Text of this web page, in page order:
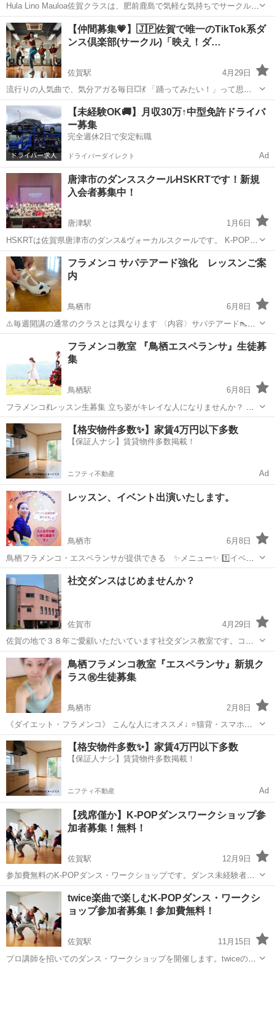
Hula Lino Mauloa佐賀クラスは、肥前鹿島で気軽な気持ちでサークル的
にレッスンをしております。 年齢層の区切りもなく子供〜ご年配の方
まで 笑いあり、和気あいあいと楽しくレッスンをしております フラダ
ンス大好き❤ハ...
佐賀 鹿島市 肥前浜駅 フラダンス Hula
【仲間募集💗】🇯🇵佐賀で唯一のTikTok系ダ
ンス倶楽部(サークル)「映え！ダ…
佐賀駅
4月29日
流行りの人気曲で、気分アガる毎日💥💃 「踊ってみたい！」って思っ
たらもう仲間🌈 振りマネから自由表現まで、なんでもアリ🕺✨ 撮影し
て、みんなで爆笑して 気づけば映え動画が完成してる📱🔥 踊るってこ
んなに楽し...
佐賀 佐賀市 佐賀駅 ヒップホップ 仲間
【未経験OK🚚】月収30万↑中型免許ドライバ
ー募集
完全週休2日で安定転職
ドライバーダイレクト Ad
唐津市のダンススクールHSKRTです！新規
入会者募集中！
唐津駅
1月6日
HSKRTは佐賀県唐津市のダンス&ヴォーカルスクールです。 K-POP、
HIPHOP、JAZZ、GIRLS、VOCAL、幼児ダンス 幼児から大人まで個
人のレベル毎にレッスンを開催中。 芸能オーディションの紹介...
佐賀 唐津市 ヒップホップ クラス
フラメンコ サパテアード強化 レッスンご案
内
鳥栖市
6月8日
⚠️毎週開講の通常のクラスとは異なります 〈内容〉サパテアード👠
（足技）の基本姿勢と強化 サパテアードに自信のない方、じっくり基
礎からご指導します。 〈料金〉1時間3,000円 日時は相談しましょう🎵
その他、フラメ...
フラメンコ ヒール
フラメンコ教室 『鳥栖エスペランサ』生徒募
集
鳥栖駅
6月8日
フラメンコ💃レッスン生募集 立ち姿がキレイな人になりませんか？ 身
体の軸がしっかりしてくると、心の軸もぶれにくくなります。 「フラ
メンコに興味がある」、「ちょっとやってみたい！」という方々、是
非、この機会にお出かけください...
佐賀 鳥栖市 鳥栖駅 フラメンコ エスペランサ
【格安物件多数✨】家賃4万円以下多数
【保証人ナシ】賃貸物件多数掲載！
ニフティ不動産 Ad
レッスン、イベント出演いたします。
鳥栖市
6月8日
鳥栖フラメンコ・エスペランサが提供できる ✨メニュー✨ 1️⃣イベン
ト出演 🔸老人施設、障害者施設などでフラメンコ・ショー💃 （ワンポ
イントフラメンコレッスンなどの企画もok） 🔸地元のお祭り、会社の
宴会、結婚式など読んで...
佐賀 鳥栖市 フラメンコ レッスン
社交ダンスはじめませんか？
佐賀市
4月29日
佐賀の地で３８年ご愛顧いただいています社交ダンス教室です。コロ
ナも落ち着いてきましたので楽しく体を動かしませんか？音楽と相手
の動きに合わせ、うまく踊れた時の一体感はペアダンスの醍醐味で
す。もちろん先生がお相手しますので、お一...
佐賀 佐賀市 社交ダンス ペアダンス
鳥栖フラメンコ教室『エスペランサ』新規ク
ラス㊗️生徒募集
鳥栖市
2月8日
《ダイエット・フラメンコ》 こんな人にオススメ↓ ⭐️猫背・スマホ首
矯正 ⭐️運動不足解消 ⭐️下腹ぽっこり解消 ⭐️体力・筋力強化 ⭐️膝や腰を
痛めずに簡単なダンスで痩せたい フラメンコの簡単な動きを使って1
時間、カッ...
佐賀 鳥栖市 ダンス エスペランサ
【格安物件多数✨】家賃4万円以下多数
【保証人ナシ】賃貸物件多数掲載！
ニフティ不動産 Ad
【残席僅か】K-POPダンスワークショップ参
加者募集！無料！
佐賀駅
12月9日
参加費無料のK-POPダンス・ワークショップです。ダンス未経験者か
ら中級者まで、楽しくダンスを楽しめるワークショップです。12月18
日日曜日、佐賀市松原にて開催。高校生以下の子どもさん対象です。
詳細や参加申し込みは下記リンク...
佐賀 佐賀市 佐賀駅 その他
twice楽曲で楽しむK-POPダンス・ワークシ
ョップ参加者募集！参加費無料！
佐賀駅
11月15日
プロ講師を招いてのダンス・ワークショップを開催します。twiceのヒ